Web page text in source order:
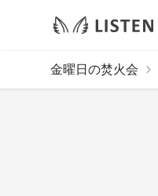
金曜日の焚火会